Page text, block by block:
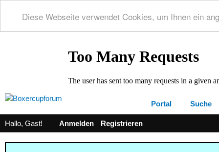
Diese Webseite verwendet Cookies, um Ihnen ein
Portal Suche
Hallo, Gast! Anmelden Registrieren